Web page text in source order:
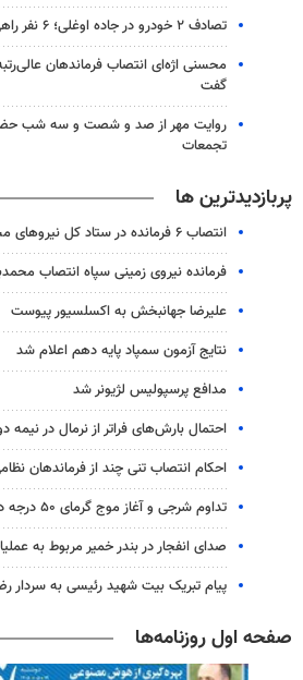
تصادف ۲ خودرو در جاده اوغلی؛ ۶ نفر راهی بیمارستان شدند
محسنی اژه‌ای انتصاب‌ فرماندهان
گفت
روایت مهر از صد و شصت و سه شب
تجمعات
پربازدیدترین ها
انتصاب ۶ فرمانده در ستاد کل نیروهای مسلح، سپاه پاسداران و بسیج
فرمانده نیروی زمینی سپاه انتصاب
علیرضا جهانبخش به اکسلسیور پیوست
نتایج آزمون سمپاد پایه دهم اعلام شد
مدافع پرسپولیس لژیونر شد
احتمال بارش‌های فراتر از نرمال در نیمه
احکام انتصاب تنی چند از فرماندهان
تداوم شرجی و آغاز موج گرمای ۵۰ درجه در خوزستان
صدای انفجار در بندر خمیر مربوط به
پیام تبریک بیت شهید رئیسی به سردار
صفحه اول روزنامه‌ها